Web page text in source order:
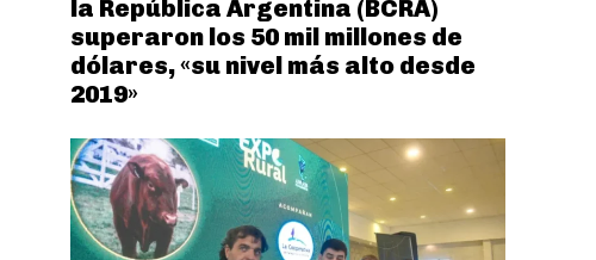
la República Argentina (BCRA)
superaron los 50 mil millones de
dólares, «su nivel más alto desde
2019»